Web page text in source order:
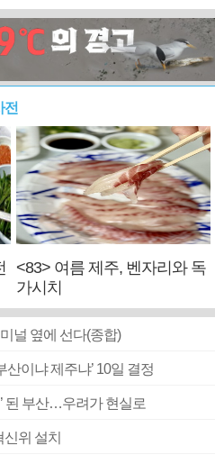
전
<83> 여름 제주, 벤자리와 독
가시치
널 옆에 선다(종합)
산이냐 제주냐’ 10일 결정
된 부산…우려가 현실로
위 설치